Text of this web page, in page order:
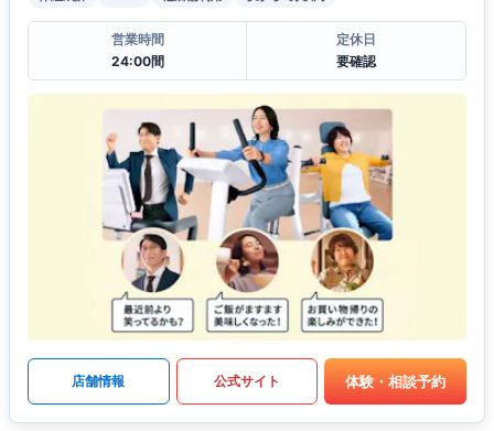
営業時間
24:00間
定休日
要確認
店舗情報 公式サイト 体験・相談予約